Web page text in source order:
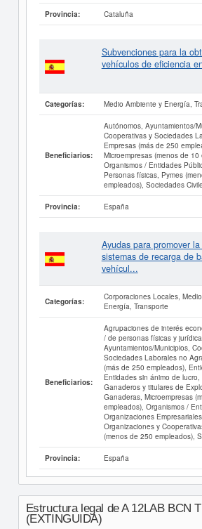
Provincia: Cataluña
Subvenciones para la
vehículos de eficiencia
Categorías: Medio Ambiente y Energía,
Beneficiarios:
Autónomos, Ayuntamientos/
Cooperativas y Sociedades
Empresas (más de 250
Microempresas (menos de 10
Organismos / Entidades
Personas físicas, Pymes
empleados), Sociedades
Provincia: España
Ayudas para promover
sistemas de recarga de
vehícul...
Categorías:
Corporaciones Locales,
Energía, Transporte
Beneficiarios:
Agrupaciones de interés
/ de personas físicas y
Ayuntamientos/Municipios,
Sociedades Laborales no
(más de 250 empleados),
Entidades sin ánimo de
Ganaderos y titulares de
Ganaderas, Microempresas
empleados), Organismos /
Organizaciones
Organizaciones y
(menos de 250 empleados),
Provincia: España
Estructura legal de A 12LAB BCN
(EXTINGUIDA)